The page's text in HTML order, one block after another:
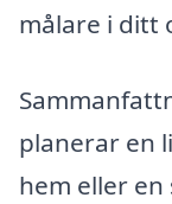
målare i ditt
planerar en
hem eller